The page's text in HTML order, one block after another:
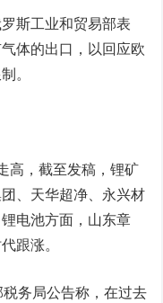
斯工业和贸易部表
体的出口，以回应欧
。
，截至发稿，锂矿
天华超净
永兴材
电池方面， 山东章
跟涨。
务局公告称，在过去